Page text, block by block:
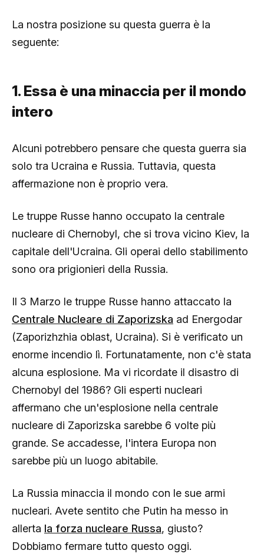
La nostra posizione su questa guerra è la
seguente:
1. Essa è una minaccia per il mondo
intero
Alcuni potrebbero pensare che questa guerra sia
solo tra Ucraina e Russia. Tuttavia, questa
affermazione non è proprio vera.
Le truppe Russe hanno occupato la centrale
nucleare di Chernobyl, che si trova vicino Kiev, la
capitale dell'Ucraina. Gli operai dello stabilimento
sono ora prigionieri della Russia.
Il 3 Marzo le truppe Russe hanno attaccato la
Centrale Nucleare di Zaporizska ad Energodar
(Zaporizhzhia oblast, Ucraina). Si è verificato un
enorme incendio lì. Fortunatamente, non c'è stata
alcuna esplosione. Ma vi ricordate il disastro di
Chernobyl del 1986? Gli esperti nucleari
affermano che un'esplosione nella centrale
nucleare di Zaporizska sarebbe 6 volte più
grande. Se accadesse, l'intera Europa non
sarebbe più un luogo abitabile.
La Russia minaccia il mondo con le sue armi
nucleari. Avete sentito che Putin ha messo in
allerta la forza nucleare Russa, giusto?
Dobbiamo fermare tutto questo oggi.